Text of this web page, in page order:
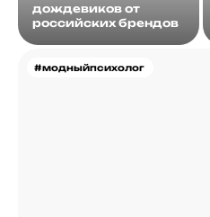
дождевиков от
российских брендов
#модныйпсихолог